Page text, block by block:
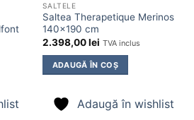
SALTELE
Saltea Therapetique Merinos
140×190 cm
2.398,00lei TVA inclus
ADAUGĂ ÎN COȘ
Adaugă în wishlist